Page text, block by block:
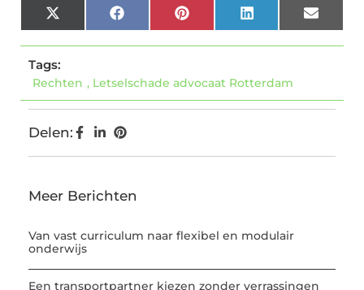
X
(Twitter)
FacebookPinterestLinkedInEmail
Tags:
Rechten , Letselschade advocaat Rotterdam
Delen:
Meer Berichten
Van vast curriculum naar flexibel en modulair
onderwijs
Een transportpartner kiezen zonder verrassingen